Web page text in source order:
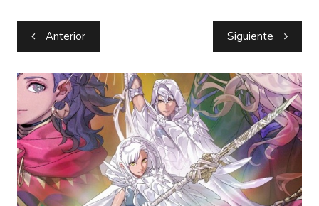
Navegación
de
entradas
Anterior Siguiente